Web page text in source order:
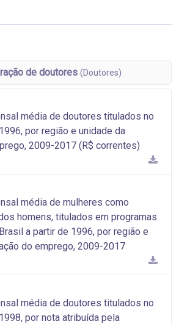
de doutores (Doutores)
média de doutores titulados no
por região e unidade da
2009-2017 (R$ correntes)
média de mulheres como
homens, titulados em programas
a partir de 1996, por região e
do emprego, 2009-2017
média de doutores titulados no
por nota atribuída pela